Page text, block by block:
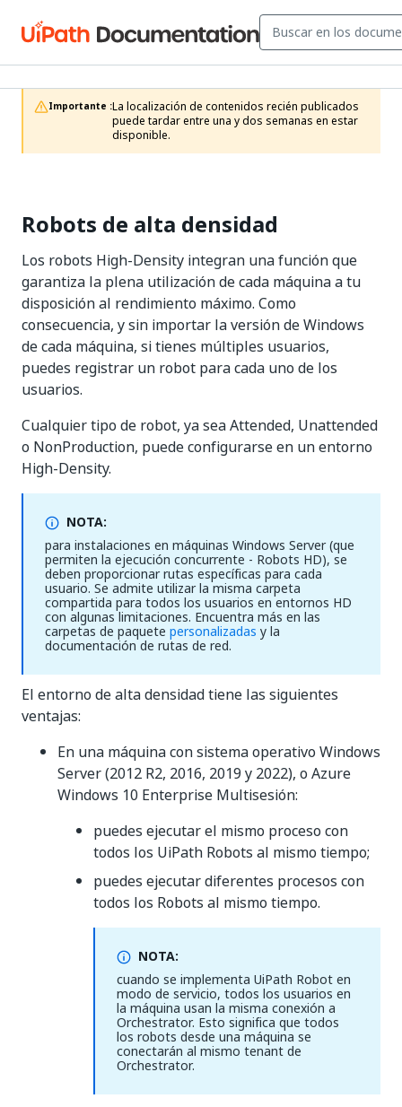
Importante :La localización de contenidos recién publicados
puede tardar entre una y dos semanas en estar
disponible.
Robots de alta densidad
Los robots High-Density integran una función que
garantiza la plena utilización de cada máquina a tu
disposición al rendimiento máximo. Como
consecuencia, y sin importar la versión de Windows
de cada máquina, si tienes múltiples usuarios,
puedes registrar un robot para cada uno de los
usuarios.
Cualquier tipo de robot, ya sea Attended, Unattended
o NonProduction, puede configurarse en un entorno
High-Density.
NOTA:
para instalaciones en máquinas Windows Server (que
permiten la ejecución concurrente - Robots HD), se
deben proporcionar rutas específicas para cada
usuario. Se admite utilizar la misma carpeta
compartida para todos los usuarios en entornos HD
con algunas limitaciones. Encuentra más en las
carpetas de paquete personalizadas y la
documentación de rutas de red.
El entorno de alta densidad tiene las siguientes
ventajas:
En una máquina con sistema operativo Windows
Server (2012 R2, 2016, 2019 y 2022), o Azure
Windows 10 Enterprise Multisesión:
puedes ejecutar el mismo proceso con
todos los UiPath Robots al mismo tiempo;
puedes ejecutar diferentes procesos con
todos los Robots al mismo tiempo.
NOTA:
cuando se implementa UiPath Robot en
modo de servicio, todos los usuarios en
la máquina usan la misma conexión a
Orchestrator. Esto significa que todos
los robots desde una máquina se
conectarán al mismo tenant de
Orchestrator.